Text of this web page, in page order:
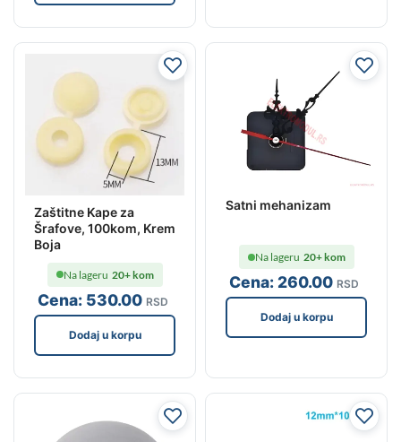
Zaštitne Kape za
Šrafove, 100kom, Krem
Boja
Cena: 530.00 RSD
Na lageru 20+ kom
Dodaj u korpu
Satni mehanizam
Cena: 260.00 RSD
Na lageru 20+ kom
Dodaj u korpu